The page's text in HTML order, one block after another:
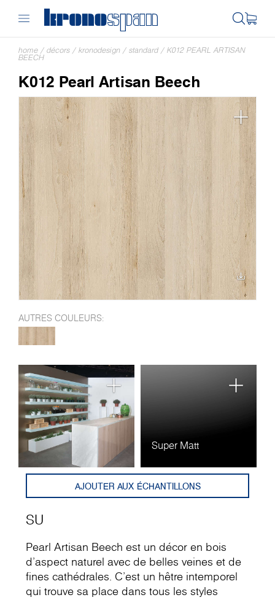
home / décors / kronodesign / standard / K012 PEARL ARTISAN
BEECH
K012 Pearl Artisan Beech
AUTRES COULEURS:
Super Matt
SU
AJOUTER AUX ÉCHANTILLONS
Pearl Artisan Beech est un décor en bois
d'aspect naturel avec de belles veines et de
fines cathédrales. C'est un hêtre intemporel
qui trouve sa place dans tous les styles